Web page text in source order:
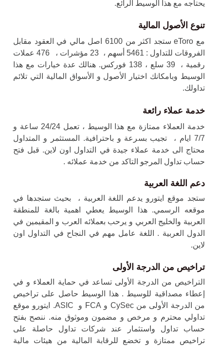
يحتاجه مع هذا الوسيط الرائع.
تنوع الأصول المالية
مع eToro ستجد اكثر من 6100 اصل مالي في العقود مقابل
الفروقات للتداول : 5461 أسهم ، 23 مؤشرات ، 476 عملات
رقمية ، 39 سلع ، 138 فوركس. هنالك عدة خيارات مع هذا
الوسيط وبامكانك اختيار الأصول و الأسواق المالية التي تلائم
تداولك.
خدمة عملاء رائعة
خدمة العملاء ممتازة مع هذا الوسيط ، تعمل 24/24 ساعة و
7/7 ايام ، تجيب بسرعة و باحترافية. المستثمر و المتداول
محتاج الى خدمة عملاء جيدة في التداول اون لاين. قبل فتح
حساب تداول المرجو التاكد من خدمة عملائه .
دعم اللغة العربية
ستجد موقع ايتورو يدعم اللغة العربية ، بحيث ستجدها في
موقعه الرسمي. هذا الوسيط يعطي اهمية بالغة للمنطقة
العربية والخليج العربي و يرحب بعملائه العرب و المقيمين في
الدول العربية . اللغة عامل مهم في النجاح في التداول اون
لاين.
تراخيص من الدرجة الأولى
التراخيص من الدرجة الأولى تساعد في حماية العملاء و في
إعطاء مصداقية للوسيط . هذا الوسيط حاصل على تراخيص
من الدرجة الأولى من CySec و FCA و ASIC. ايتورو موقع
تداولي محترم و مرخص و مضمون وموثوق منه. ننصح بفتح
حساب تداول واستثمار عند شركات تداول حاصلة على
تراخيص ممتازة و تخضع للرقابة المالية من هيئات مالية